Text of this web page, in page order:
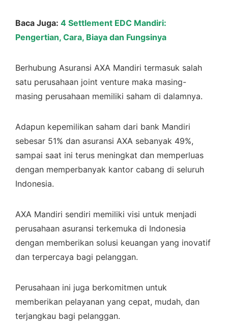
Baca Juga: 4 Settlement EDC Mandiri:
Pengertian, Cara, Biaya dan Fungsinya
Berhubung Asuransi AXA Mandiri termasuk salah
satu perusahaan joint venture maka masing-
masing perusahaan memiliki saham di dalamnya.
Adapun kepemilikan saham dari bank Mandiri
sebesar 51% dan asuransi AXA sebanyak 49%,
sampai saat ini terus meningkat dan memperluas
dengan memperbanyak kantor cabang di seluruh
Indonesia.
AXA Mandiri sendiri memiliki visi untuk menjadi
perusahaan asuransi terkemuka di Indonesia
dengan memberikan solusi keuangan yang inovatif
dan terpercaya bagi pelanggan.
Perusahaan ini juga berkomitmen untuk
memberikan pelayanan yang cepat, mudah, dan
terjangkau bagi pelanggan.